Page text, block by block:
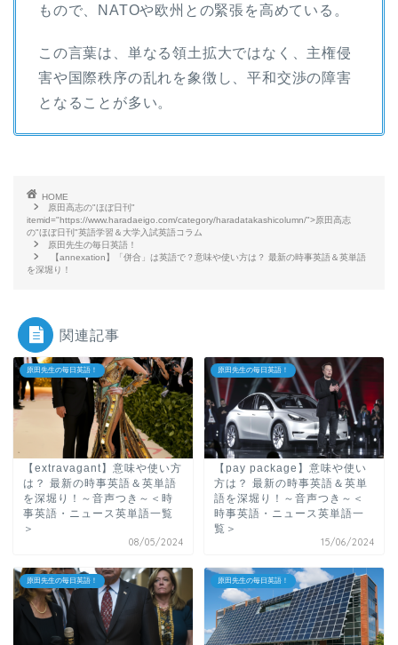
もので、NATOや欧州との緊張を高めている。
この言葉は、単なる領土拡大ではなく、主権侵
害や国際秩序の乱れを象徴し、平和交渉の障害
となることが多い。
HOME
原田高志の"ほぼ日刊"
itemid="https://www.haradaeigo.com/category/haradatakashicolumn/">原田高志
の"ほぼ日刊"英語学習＆大学入試英語コラム
原田先生の毎日英語！
【annexation】「併合」は英語で？意味や使い方は？ 最新の時事英語＆英単語
を深堀り！
関連記事
原田先生の毎日英語！
【extravagant】意味や使い方
は？ 最新の時事英語＆英単語
を深堀り！～音声つき～＜時
事英語・ニュース英単語一覧
＞
08/05/2024
原田先生の毎日英語！
【pay package】意味や使い
方は？ 最新の時事英語＆英単
語を深堀り！～音声つき～＜
時事英語・ニュース英単語一
覧＞
15/06/2024
原田先生の毎日英語！ 原田先生の毎日英語！